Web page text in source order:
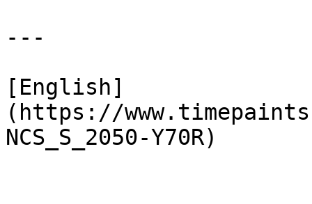
---
[English]
(https://
NCS_S_2050-Y70R)